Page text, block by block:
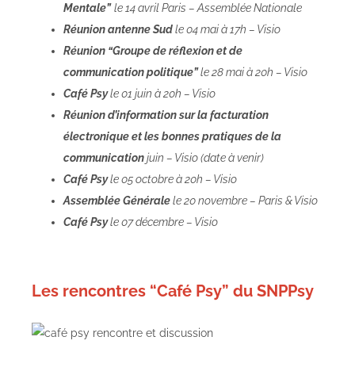
Mentale” le 14 avril Paris – Assemblée Nationale
Réunion antenne Sudle 04 mai à 17h – Visio
Réunion “Groupe de réflexion et de
communication politique”le 28 mai à 20h – Visio
Café Psyle 01 juin à 20h – Visio
Réunion d’information sur la facturation
électronique et les bonnes pratiques de la
communicationjuin – Visio (date à venir)
Café Psyle 05 octobre à 20h – Visio
Assemblée Généralele 20 novembre – Paris & Visio
Café Psyle 07 décembre – Visio
Les rencontres “Café Psy” du SNPPsy